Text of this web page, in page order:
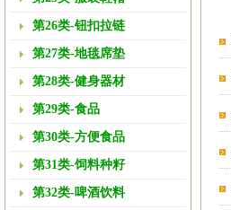
第26类-钮扣拉链
第27类-地毯席垫
第28类-健身器材
第29类-食品
第30类-方便食品
第31类-饲料种籽
第32类-啤酒饮料